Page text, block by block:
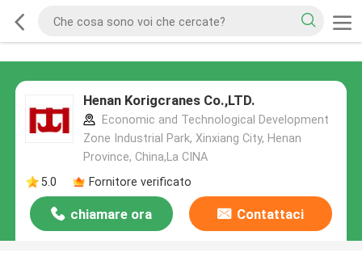
Henan Korigcranes Co.,LTD.
Economic and Technological Development
Zone Industrial Park, Xinxiang City, Henan
Province, China,La CINA
5.0
Fornitore verificato
chiamare ora Contattaci